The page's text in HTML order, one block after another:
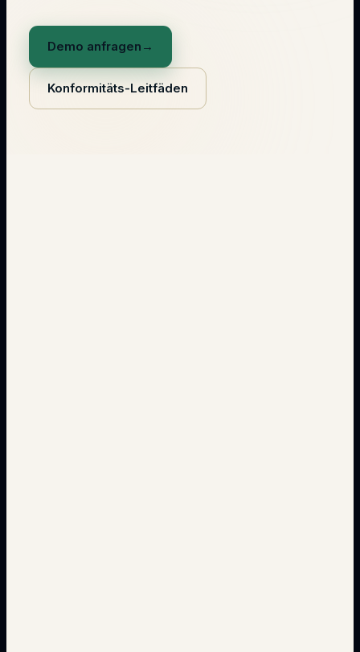
Demo anfragen →
Konformitäts-Leitfäden